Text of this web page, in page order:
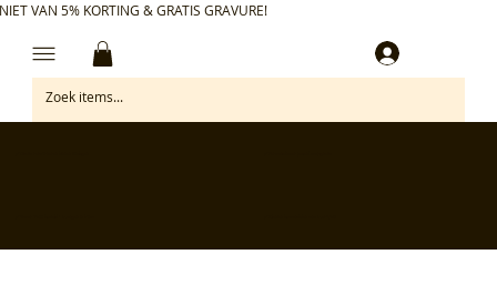
VAN 5% KORTING & GRATIS GRAVURE!